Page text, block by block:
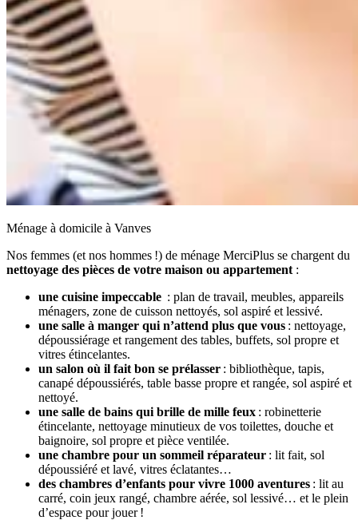
Ménage à domicile à Vanves
Nos femmes (et nos hommes !) de ménage MerciPlus se chargent du
nettoyage des pièces de votre maison ou appartement :
une cuisine impeccable : plan de travail, meubles, appareils
ménagers, zone de cuisson nettoyés, sol aspiré et lessivé.
une salle à manger qui n’attend plus que vous : nettoyage,
dépoussiérage et rangement des tables, buffets, sol propre et
vitres étincelantes.
un salon où il fait bon se prélasser : bibliothèque, tapis,
canapé dépoussiérés, table basse propre et rangée, sol aspiré et
nettoyé.
une salle de bains qui brille de mille feux : robinetterie
étincelante, nettoyage minutieux de vos toilettes, douche et
baignoire, sol propre et pièce ventilée.
une chambre pour un sommeil réparateur : lit fait, sol
dépoussiéré et lavé, vitres éclatantes…
des chambres d’enfants pour vivre 1000 aventures : lit au
carré, coin jeux rangé, chambre aérée, sol lessivé… et le plein
d’espace pour jouer !